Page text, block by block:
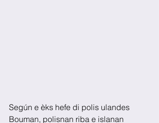
Según e èks hefe di polis ulandes
Bouman, polisnan riba e islanan